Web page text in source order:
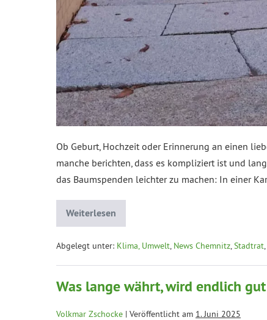
Ob Geburt, Hochzeit oder Erinnerung an einen
manche berichten, dass es kompliziert ist und
das Baumspenden leichter zu machen: In einer
Weiterlesen
Abgelegt unter: Klima, Umwelt, News Chemnitz,Stadtrat,
Was lange währt, wird endlich
Volkmar Zschocke | Veröffentlicht am 1. Juni 2025